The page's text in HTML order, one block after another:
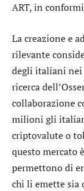
ART, in
La creazione e
rilevante
degli italiani nei
ricerca
collaborazione
milioni gli
criptovalute o
questo mercato
permettono di
chi li emette sia